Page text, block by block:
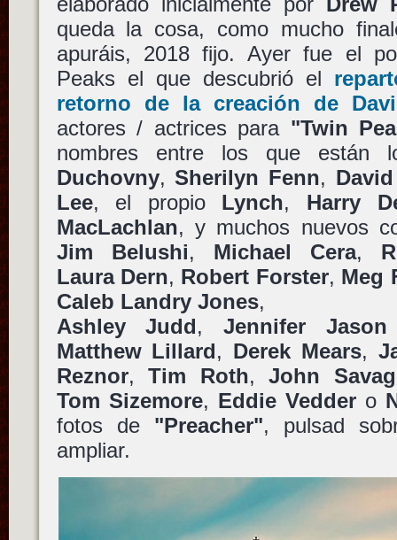
queda la cosa, como mucho
apuráis, 2018 fijo. Ayer fue el
Peaks el que descubrió el
retorno de la creación de
actores / actrices para "Twin
nombres entre los que están
Duchovny,Sherilyn Fenn,
Lee, el propio Lynch, Harry
MacLachlan, y muchos nuevos
Jim Belushi, Michael Cera,
Laura Dern, Robert Forster, Meg
Caleb Landry Jones,
Ashley Judd,Jennifer
Matthew Lillard, Derek Mears,
Reznor,Tim Roth,John
Tom Sizemore, Eddie Veddero
fotos de "Preacher", pulsad
ampliar.